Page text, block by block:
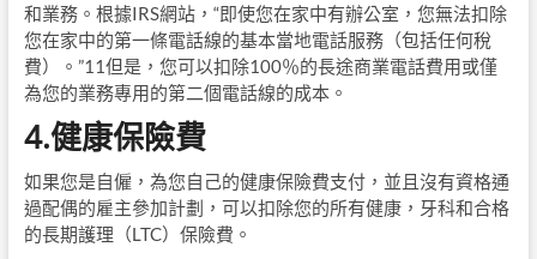
和業務。根據IRS網站，“即使您在家中有辦公室，您無法扣除
您在家中的第一條電話線的基本當地電話服務（包括任何稅
費）。”11但是，您可以扣除100％的長途商業電話費用或僅
為您的業務專用的第二個電話線的成本。
4.健康保險費
如果您是自僱，為您自己的健康保險費支付，並且沒有資格通
過配偶的雇主參加計劃，可以扣除您的所有健康，牙科和合格
的長期護理（LTC）保險費。